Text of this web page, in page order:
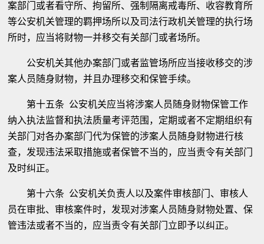
案部门或者看守所、拘留所、强制隔离戒毒所、收容教育所
等公安机关管理的羁押场所以及司法行政机关管理的执行场
所时，应当将财物一并移交有关部门或者场所。
公安机关其他办案部门或者监管场所应当接收移交的涉
案人员随身财物，并且办理移交和保管手续。
第十五条 公安机关应当将涉案人员随身财物保管工作
纳入执法监督和执法质量考评范围，定期或者不定期组织有
关部门对各办案部门代为保管的涉案人员随身财物进行核
查，发现违法采取措施或者保管不当的，应当责令有关部门
及时纠正。
第十六条 公安机关负责人以及案件审核部门、审核人
员在审批、审核案件时，发现对涉案人员随身财物处置、保
管违法或者不当的，应当责令有关部门立即予以纠正。